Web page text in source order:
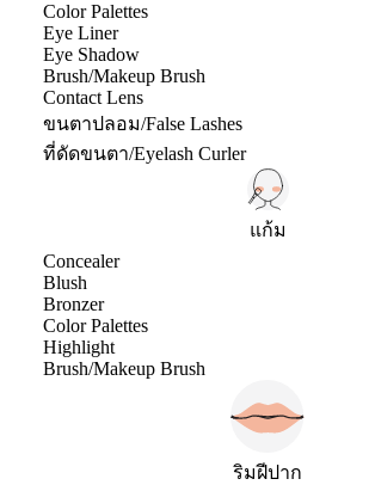
Color Palettes
Eye Liner
Eye Shadow
Brush/Makeup Brush
Contact Lens
ขนตาปลอม/False Lashes
ที่ดัดขนตา/Eyelash Curler
แก้ม
Concealer
Blush
Bronzer
Color Palettes
Highlight
Brush/Makeup Brush
ริมฝีปาก